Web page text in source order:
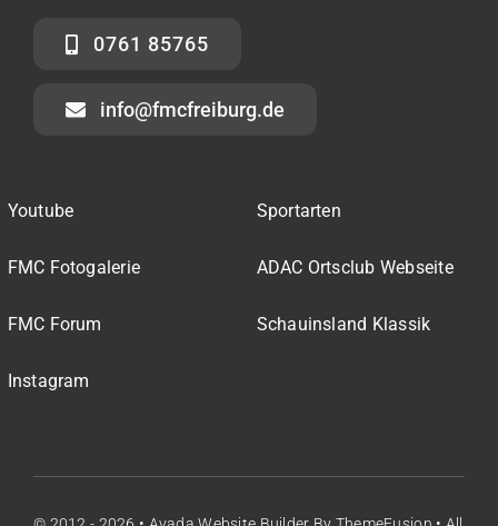
0761 85765
info@fmcfreiburg.de
Youtube
FMC Fotogalerie
FMC Forum
Instagram
Sportarten
ADAC Ortsclub Webseite
Schauinsland Klassik